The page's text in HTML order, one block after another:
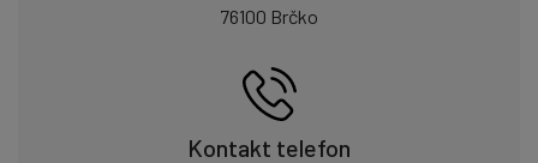
76100 Brčko
Kontakt telefon